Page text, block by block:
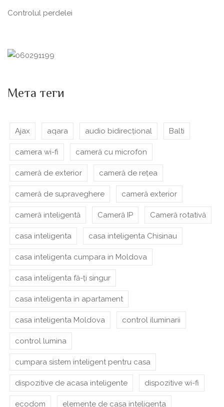
Сontrolul perdelei
Мета теги
Ajax aqara audio bidirecțional Balti
camera wi-fi cameră cu microfon
cameră de exterior cameră de rețea
cameră de supraveghere cameră exterior
cameră inteligentă Cameră IP Cameră rotativă
casa inteligenta casa inteligenta Chisinau
casa inteligenta cumpara in Moldova
casa inteligenta fă-ți singur
casa inteligenta in apartament
casa inteligenta Moldova control iluminarii
control lumina
cumpara sistem inteligent pentru casa
dispozitive de acasa inteligente dispozitive wi-fi
ecodom elemente de casa inteligenta